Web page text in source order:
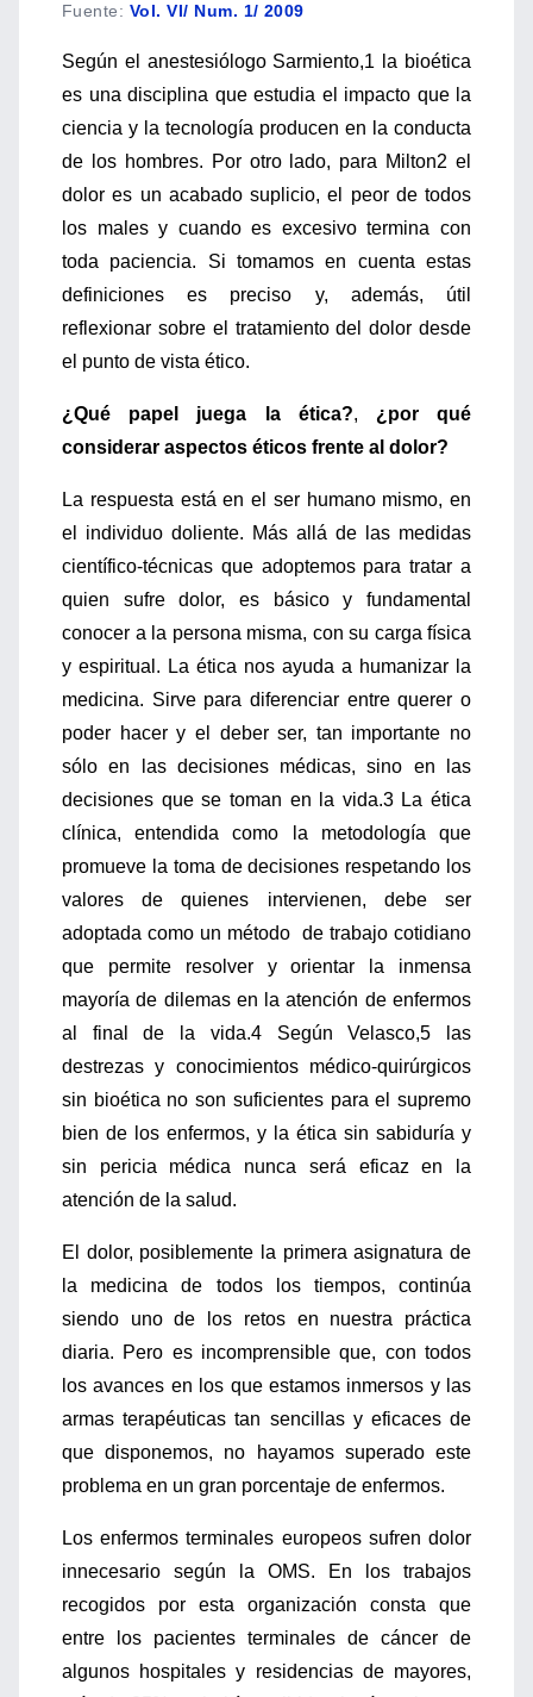
Fuente: Vol. VI/ Num. 1/ 2009
Según el anestesiólogo Sarmiento,1 la bioética
es una disciplina que estudia el impacto que la
ciencia y la tecnología producen en la conducta
de los hombres. Por otro lado, para Milton2 el
dolor es un acabado suplicio, el peor de todos
los males y cuando es excesivo termina con
toda paciencia. Si tomamos en cuenta estas
definiciones es preciso y, además, útil
reflexionar sobre el tratamiento del dolor desde
el punto de vista ético.
¿Qué papel juega la ética?, ¿por qué
considerar aspectos éticos frente al dolor?
La respuesta está en el ser humano mismo, en
el individuo doliente. Más allá de las medidas
científico-técnicas que adoptemos para tratar a
quien sufre dolor, es básico y fundamental
conocer a la persona misma, con su carga física
y espiritual. La ética nos ayuda a humanizar la
medicina. Sirve para diferenciar entre querer o
poder hacer y el deber ser, tan importante no
sólo en las decisiones médicas, sino en las
decisiones que se toman en la vida.3 La ética
clínica, entendida como la metodología que
promueve la toma de decisiones respetando los
valores de quienes intervienen, debe ser
adoptada como un método de trabajo cotidiano
que permite resolver y orientar la inmensa
mayoría de dilemas en la atención de enfermos
al final de la vida.4 Según Velasco,5 las
destrezas y conocimientos médico-quirúrgicos
sin bioética no son suficientes para el supremo
bien de los enfermos, y la ética sin sabiduría y
sin pericia médica nunca será eficaz en la
atención de la salud.
El dolor, posiblemente la primera asignatura de
la medicina de todos los tiempos, continúa
siendo uno de los retos en nuestra práctica
diaria. Pero es incomprensible que, con todos
los avances en los que estamos inmersos y las
armas terapéuticas tan sencillas y eficaces de
que disponemos, no hayamos superado este
problema en un gran porcentaje de enfermos.
Los enfermos terminales europeos sufren dolor
innecesario según la OMS. En los trabajos
recogidos por esta organización consta que
entre los pacientes terminales de cáncer de
algunos hospitales y residencias de mayores,